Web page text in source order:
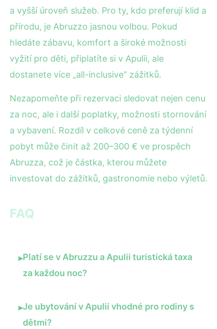
a vyšší úroveň služeb. Pro ty, kdo preferují klid a
přírodu, je Abruzzo jasnou volbou. Pokud
hledáte zábavu, komfort a široké možnosti
vyžití pro děti, připlatíte si v Apulii, ale
dostanete více „all-inclusive“ zážitků.
Nezapomeňte při rezervaci sledovat nejen cenu
za noc, ale i další poplatky, možnosti stornování
a vybavení. Rozdíl v celkové ceně za týdenní
pobyt může činit až 200–300 € ve prospěch
Abruzza, což je částka, kterou můžete
investovat do zážitků, gastronomie nebo výletů.
FAQ
▸Platí se v Abruzzu a Apulii turistická taxa
za každou noc?
▸Je ubytování v Apulii vhodné pro rodiny s
dětmi?